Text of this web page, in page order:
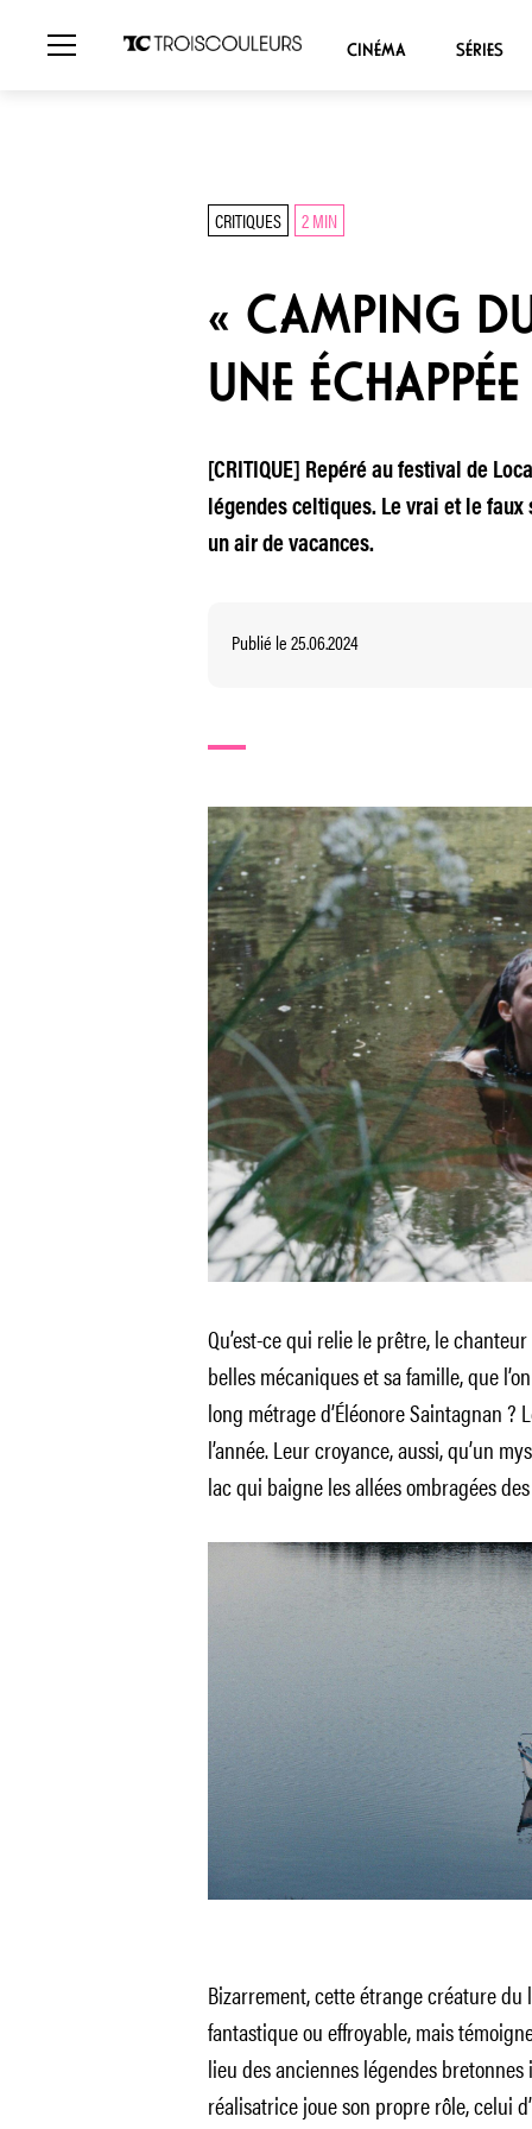
CINÉMA SÉRIES
CRITIQUES 2 MIN
« CAMPING
UNE
[CRITIQUE] Repéré au festival de
légendes celtiques. Le vrai et le
un air de vacances.
Publié le 25.06.2024
Qu’est-ce qui relie le prêtre, le
belles mécaniques et sa famille, que
long métrage d’Éléonore Saintagnan ?
l’année. Leur croyance, aussi, qu’un
lac qui baigne les allées ombragées
Bizarrement, cette étrange créature
fantastique ou effroyable, mais
lieu des anciennes légendes
réalisatrice joue son propre rôle, celui